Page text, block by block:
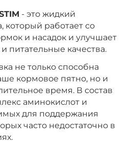
- это жидкий
который работает со
и насадок и улучшает
питательные качества.
не только способна
кормовое пятно, но и
время. В состав
аминокислот и
для поддержания
часто недостаточно в